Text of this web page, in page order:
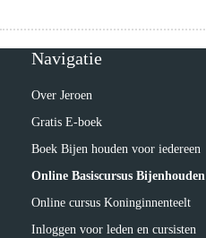
Navigatie
Over Jeroen
Gratis E-boek
Boek Bijen houden voor iedereen
Online Basiscursus Bijenhouden
Online cursus Koninginnenteelt
Inloggen voor leden en cursisten